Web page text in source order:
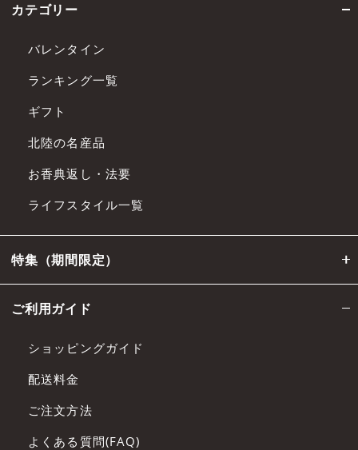
カテゴリー
バレンタイン
ランキング一覧
ギフト
北陸の名産品
お香典返し・法要
ライフスタイル一覧
特集（期間限定）
ご利用ガイド
ショッピングガイド
配送料金
ご注文方法
よくある質問(FAQ)